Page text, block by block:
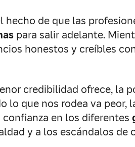
de que las
para salir adelante.
honestos y creíbles
credibilidad ofrece, la
lo que nos rodea va
confianza en los diferentes
y a los escándalos